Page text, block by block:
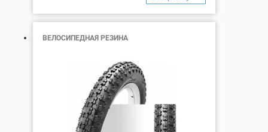
ВЕЛОСИПЕДНАЯ РЕЗИНА